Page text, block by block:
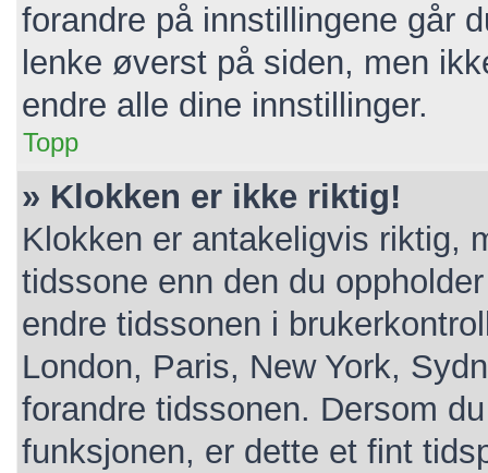
forandre på innstillingene går
lenke øverst på siden, men
endre alle dine innstillinger.
Topp
» Klokken er ikke riktig!
Klokken er antakeligvis riktig,
tidssone enn den du
endre tidssonen i
London, Paris, New York,
forandre tidssonen. Dersom
funksjonen, er dette et fint